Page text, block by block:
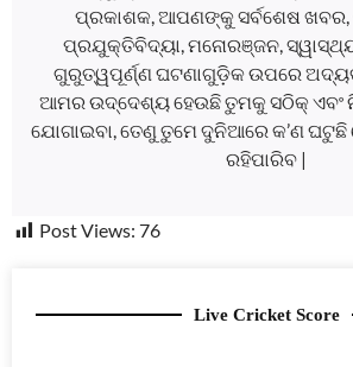
ପ୍ରକାଶକ, ଆପଣଙ୍କୁ ସର୍ବଶେଷ ଖବର,
ପ୍ରଯୁକ୍ତିବିଦ୍ୟା, ମନୋରଞ୍ଜନ,
ଗୁରୁତ୍ୱପୂର୍ଣ୍ଣ ଘଟଣାଗୁଡ଼ିକ ଉପରେ
ଆମର ଉଦ୍ଦେଶ୍ୟ ହେଉଛି ତୁମକୁ ସଠିକ୍ ଏବଂ
ଯୋଗାଇବା, ତେଣୁ ତୁମେ ଦୁନିଆରେ କ’ଣ
ରହିପାରିବ |
Post Views: 76
Live Cricket Score